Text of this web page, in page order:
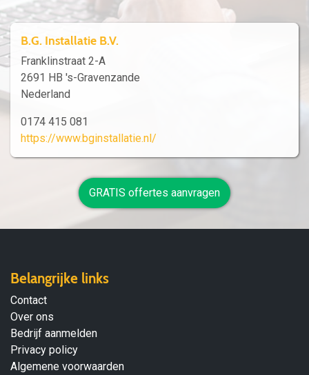
B.G. Installatie B.V.
Franklinstraat 2-A
2691 HB 's-Gravenzande
Nederland
0174 415 081
https://www.bginstallatie.nl/
GRATIS offertes aanvragen
Belangrijke links
Contact
Over ons
Bedrijf aanmelden
Privacy policy
Algemene voorwaarden